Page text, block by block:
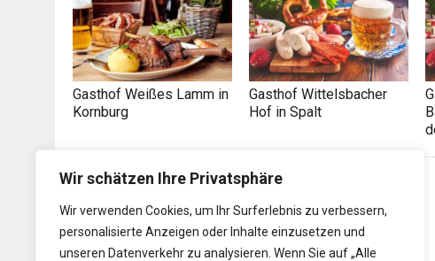
Wir schätzen Ihre Privatsphäre
Wir verwenden Cookies, um Ihr Surferlebnis zu verbessern,
personalisierte Anzeigen oder Inhalte einzusetzen und
unseren Datenverkehr zu analysieren. Wenn Sie auf „Alle
Gasthof Weißes Lamm in
Kornburg
Gasthof Wittelsbacher
Hof in Spalt